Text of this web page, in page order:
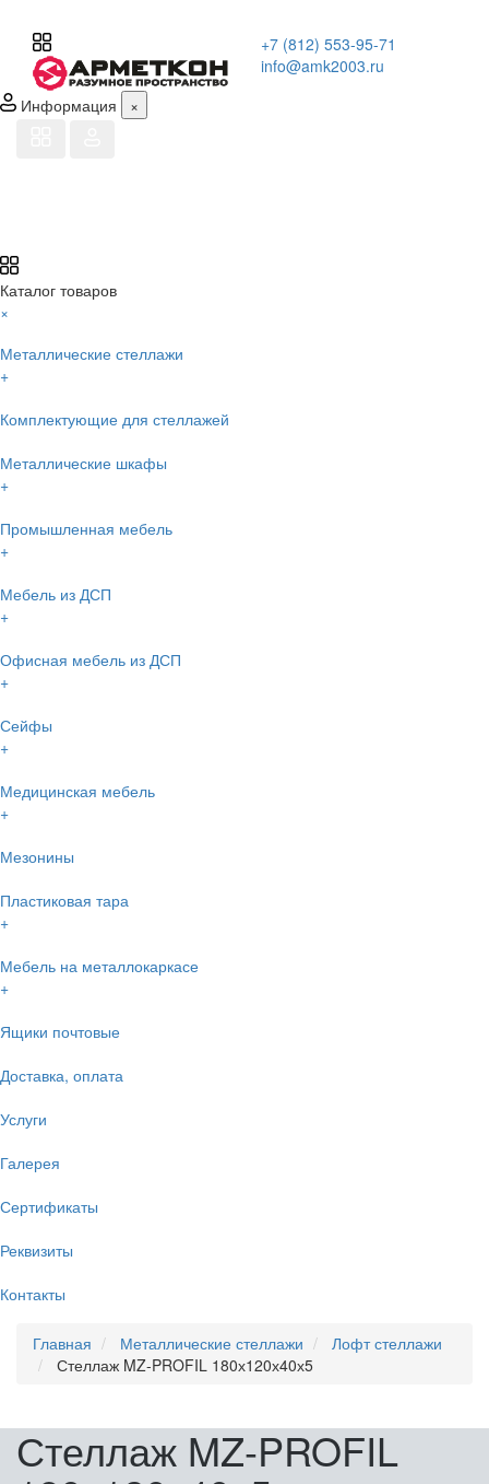
+7 (812) 553-95-71
info@amk2003.ru
Информация
×
Каталог товаров
×
Металлические стеллажи
+
Комплектующие для стеллажей
Металлические шкафы
+
Промышленная мебель
+
Мебель из ДСП
+
Офисная мебель из ДСП
+
Сейфы
+
Медицинская мебель
+
Мезонины
Пластиковая тара
+
Мебель на металлокаркасе
+
Ящики почтовые
Доставка, оплата
Услуги
Галерея
Сертификаты
Реквизиты
Контакты
Главная Металлические стеллажи
Лофт стеллажи
Стеллаж MZ-PROFIL 180х120х40х5
Стеллаж MZ-PROFIL